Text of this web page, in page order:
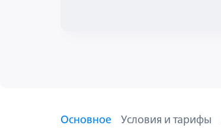
Основное Условия и тарифы